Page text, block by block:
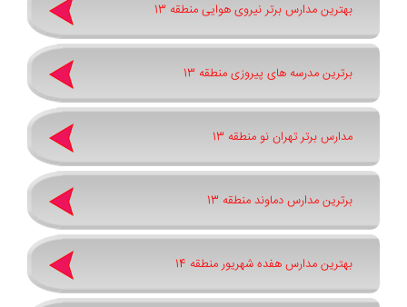
بهترین مدارس برتر نیروی هوایی منطقه 13
برترین مدرسه های پیروزی منطقه 13
مدارس برتر تهران نو منطقه 13
برترین مدارس دماوند منطقه 13
بهترین مدارس هفده شهریور منطقه 14